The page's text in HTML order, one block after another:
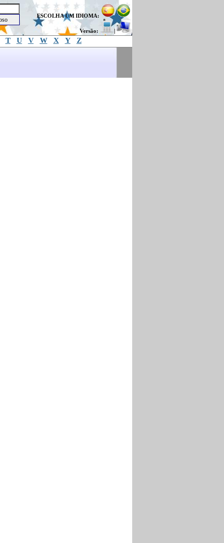
ESCOLHA UM IDIOMA:
Versão: |
T U V W X Y Z